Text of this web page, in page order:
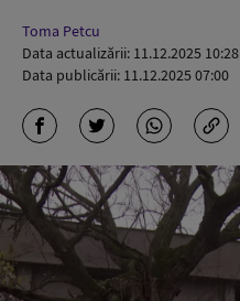
Toma Petcu
Data actualizării: 11.12.2025 10:28
Data publicării: 11.12.2025 07:00